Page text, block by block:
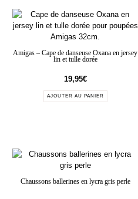
Amigas – Cape de danseuse Oxana en jersey
lin et tulle dorée
19,95€
AJOUTER AU PANIER
Chaussons ballerines en lycra gris perle